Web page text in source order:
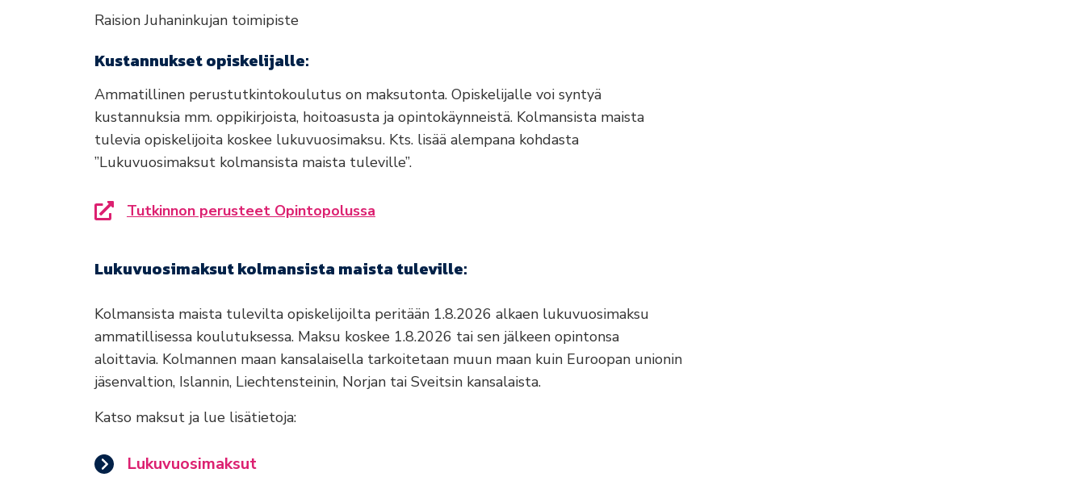
Raision Juhaninkujan toimipiste
Kustannukset opiskelijalle:
Ammatillinen perustutkintokoulutus on maksutonta. Opiskelijalle voi syntyä
kustannuksia mm. oppikirjoista, hoitoasusta ja opintokäynneistä. Kolmansista maista
tulevia opiskelijoita koskee lukuvuosimaksu. Kts. lisää alempana kohdasta
”Lukuvuosimaksut kolmansista maista tuleville”.
Tutkinnon perusteet Opintopolussa
Siirryt toiselle sivustolle
Lukuvuosimaksut kolmansista maista tuleville:
Kolmansista maista tulevilta opiskelijoilta peritään 1.8.2026 alkaen lukuvuosimaksu
ammatillisessa koulutuksessa. Maksu koskee 1.8.2026 tai sen jälkeen opintonsa
aloittavia. Kolmannen maan kansalaisella tarkoitetaan muun maan kuin Euroopan unionin
jäsenvaltion, Islannin, Liechtensteinin, Norjan tai Sveitsin kansalaista.
Katso maksut ja lue lisätietoja:
Lukuvuosimaksut